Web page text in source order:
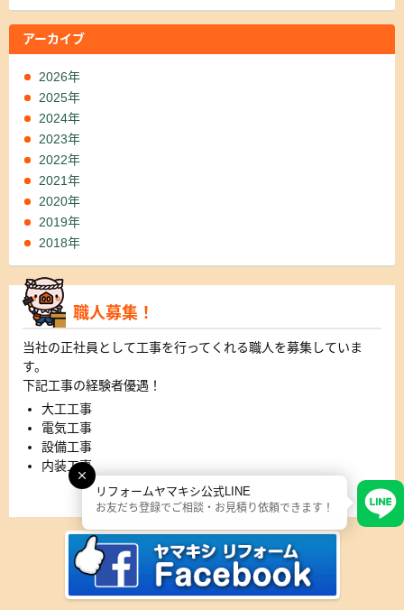
アーカイブ
2026年
2025年
2024年
2023年
2022年
2021年
2020年
2019年
2018年
職人募集！
当社の正社員として工事を行ってくれる職人を募集していま
す。
下記工事の経験者優遇！
大工工事
電気工事
設備工事
内装工事
詳細はこちら
リフォームヤマキシ公式LINE
お友だち登録でご相談・お見積り依頼できます！